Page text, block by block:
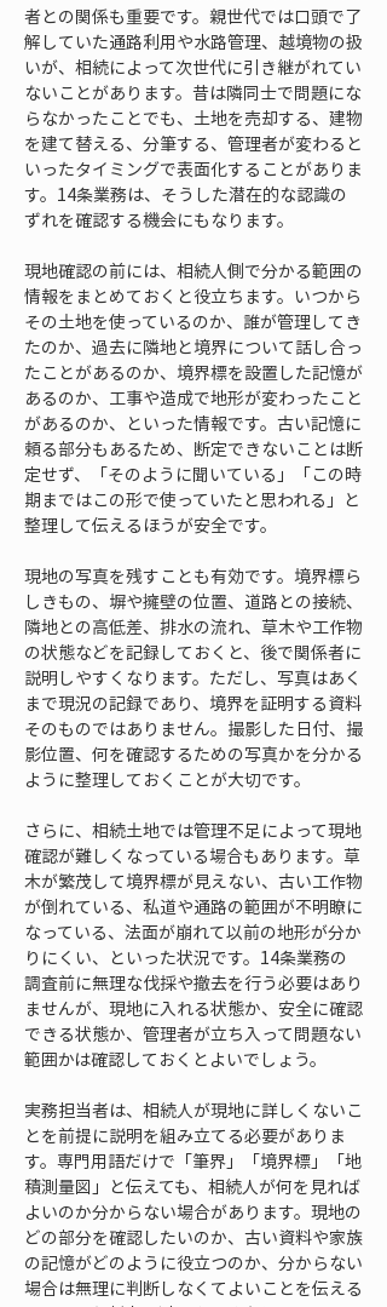
者との関係も重要です。親世代では口頭で了
解していた通路利用や水路管理、越境物の扱
いが、相続によって次世代に引き継がれてい
ないことがあります。昔は隣同士で問題にな
らなかったことでも、土地を売却する、建物
を建て替える、分筆する、管理者が変わると
いったタイミングで表面化することがありま
す。14条業務は、そうした潜在的な認識の
ずれを確認する機会にもなります。
現地確認の前には、相続人側で分かる範囲の
情報をまとめておくと役立ちます。いつから
その土地を使っているのか、誰が管理してき
たのか、過去に隣地と境界について話し合っ
たことがあるのか、境界標を設置した記憶が
あるのか、工事や造成で地形が変わったこと
があるのか、といった情報です。古い記憶に
頼る部分もあるため、断定できないことは断
定せず、「そのように聞いている」「この時
期まではこの形で使っていたと思われる」と
整理して伝えるほうが安全です。
現地の写真を残すことも有効です。境界標ら
しきもの、塀や擁壁の位置、道路との接続、
隣地との高低差、排水の流れ、草木や工作物
の状態などを記録しておくと、後で関係者に
説明しやすくなります。ただし、写真はあく
まで現況の記録であり、境界を証明する資料
そのものではありません。撮影した日付、撮
影位置、何を確認するための写真かを分かる
ように整理しておくことが大切です。
さらに、相続土地では管理不足によって現地
確認が難しくなっている場合もあります。草
木が繁茂して境界標が見えない、古い工作物
が倒れている、私道や通路の範囲が不明瞭に
なっている、法面が崩れて以前の地形が分か
りにくい、といった状況です。14条業務の
調査前に無理な伐採や撤去を行う必要はあり
ませんが、現地に入れる状態か、安全に確認
できる状態か、管理者が立ち入って問題ない
範囲かは確認しておくとよいでしょう。
実務担当者は、相続人が現地に詳しくないこ
とを前提に説明を組み立てる必要がありま
す。専門用語だけで「筆界」「境界標」「地
積測量図」と伝えても、相続人が何を見れば
よいのか分からない場合があります。現地の
どの部分を確認したいのか、古い資料や家族
の記憶がどのように役立つのか、分からない
場合は無理に判断しなくてよいことを伝える